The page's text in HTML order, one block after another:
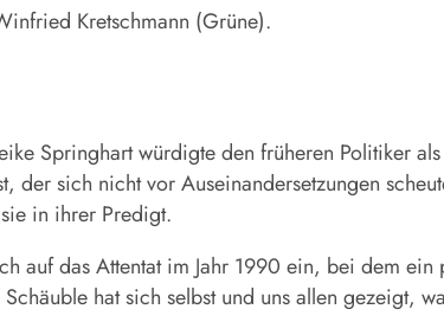
Kretschmann (Grüne).
Springhart würdigte den früheren Politiker
der sich nicht vor Auseinandersetzungen
in ihrer Predigt.
auf das Attentat im Jahr 1990 ein, bei dem
hat sich selbst und uns allen gezeigt,